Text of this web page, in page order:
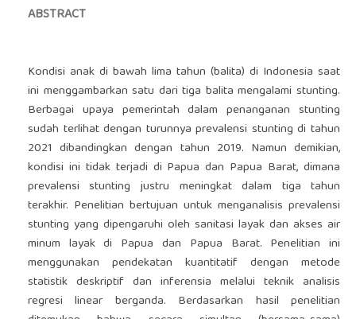
ABSTRACT
Kondisi anak di bawah lima tahun (balita) di Indonesia saat
ini menggambarkan satu dari tiga balita mengalami stunting.
Berbagai upaya pemerintah dalam penanganan stunting
sudah terlihat dengan turunnya prevalensi stunting di tahun
2021 dibandingkan dengan tahun 2019. Namun demikian,
kondisi ini tidak terjadi di Papua dan Papua Barat, dimana
prevalensi stunting justru meningkat dalam tiga tahun
terakhir. Penelitian bertujuan untuk menganalisis prevalensi
stunting yang dipengaruhi oleh sanitasi layak dan akses air
minum layak di Papua dan Papua Barat. Penelitian ini
menggunakan pendekatan kuantitatif dengan metode
statistik deskriptif dan inferensia melalui teknik analisis
regresi linear berganda. Berdasarkan hasil penelitian